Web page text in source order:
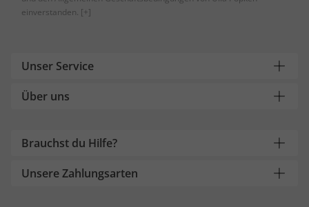
einverstanden. [+]
Unser Service
Über uns
Brauchst du Hilfe?
Unsere Zahlungsarten